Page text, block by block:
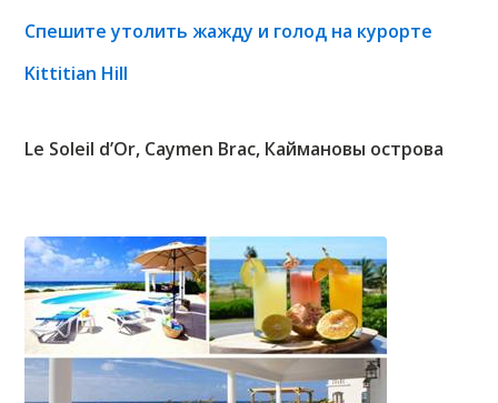
Спешите утолить жажду и голод на курорте
Kittitian Hill
Le Soleil d’Or, Caymen Brac, Каймановы острова